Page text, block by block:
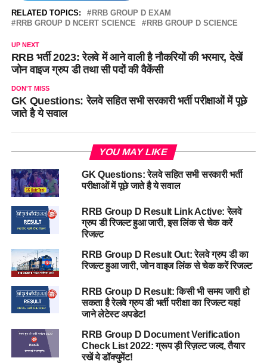
RELATED TOPICS:
RRB GROUP D EXAM
RRB GROUP D NCERT SCIENCE
RRB GROUP D SCIENCE
UP NEXT
RRB भर्ती 2023: रेलवे में आने वाली है नौकरियों की भरमार, देखें
जोन वाइज ग्रुप डी तथा सी पदों की वैकेंसी
DON'T MISS
GK Questions: रेलवे सहित सभी सरकारी भर्ती परीक्षाओं में पूछे
जाते है ये सवाल
YOU MAY LIKE
GK Questions: रेलवे सहित सभी सरकारी भर्ती
परीक्षाओं में पूछे जाते है ये सवाल
RRB Group D Result Link Active: रेलवे
ग्रुप डी रिजल्ट हुआ जारी, इस लिंक से चेक करें
रिजल्ट
RRB Group D Result Out: रेलवे ग्रुप डी का
रिजल्ट हुआ जारी, जोन वाइज लिंक से चेक करें रिजल्ट
RRB Group D Result: किसी भी समय जारी हो
सकता है रेलवे ग्रुप डी भर्ती परीक्षा का रिजल्ट यहां
जाने लेटेस्ट अपडेट!
RRB Group D Document Verification
Check List 2022: ग्रूप ड़ी रिज़ल्ट जल्द, तैयार
रखें ये डॉक्युमेंट!